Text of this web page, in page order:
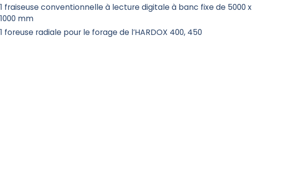
1 fraiseuse conventionnelle à lecture digitale à banc fixe de 5000 x
1000 mm
1 foreuse radiale pour le forage de l’HARDOX 400, 450